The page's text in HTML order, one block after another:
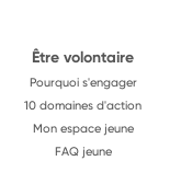
Être volontaire
Pourquoi s'engager
10 domaines d'action
Mon espace jeune
FAQ jeune